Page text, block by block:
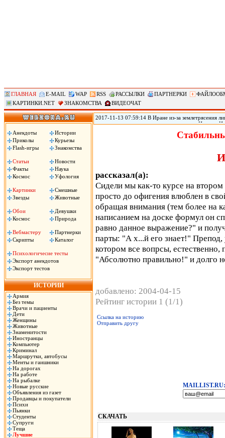
ГЛАВНАЯ E-MAIL WAP RSS РАССЫЛКИ ПАРТНЕРКИ
КАРТИНКИ.NET
ЗНАКОМСТВА ВИДЕОЧАТ
Анекдоты
Истории
Приколы
Курьезы
Flash-игры
Знакомства
Статьи
Новости
Факты
Наука
Космос
Уфология
Картинки
Смешные
Звезды
Животные
Обои
Девушки
Космос
Природа
Вебмастеру
Партнерки
Скрипты
Каталог
Психологичесие тесты
Экспорт анекдотов
Экспорт тестов
ИСТОРИИ
Армия
Без темы
Врачи и пациенты
Дети
Женщины
Животные
Знаменитости
Иностранцы
Компьютер
Криминал
Маршрутки, автобусы
Менты и гаишники
На дорогах
На работе
На рыбалке
Новые русские
Объявления из газет
Продавцы и покупатели
Психи
Пьянки
Студенты
Супруги
Теща
Лучшие
2017-11-13 07:59:14 В Иране из-за землетрясения
произошедшего в воскресенье на границе Ирана с
вырасти, передает РИА «Новости».
рассказал(а):
Сидели мы как-то курсе на
просто до офигения влюблен в
обращая внимания (тем более на
написанием на доске формул он
равно данное выражение?" и
парты: "А х...й его знает!"
котором все вопрсы,
"Абсолютно правильно!" и долго
добавлено: 2004-04-15
Рейтинг истории 1 (1/1)
Ссылка на историю
Отправить другу
MAILLIST.RU:
СКАЧАТЬ